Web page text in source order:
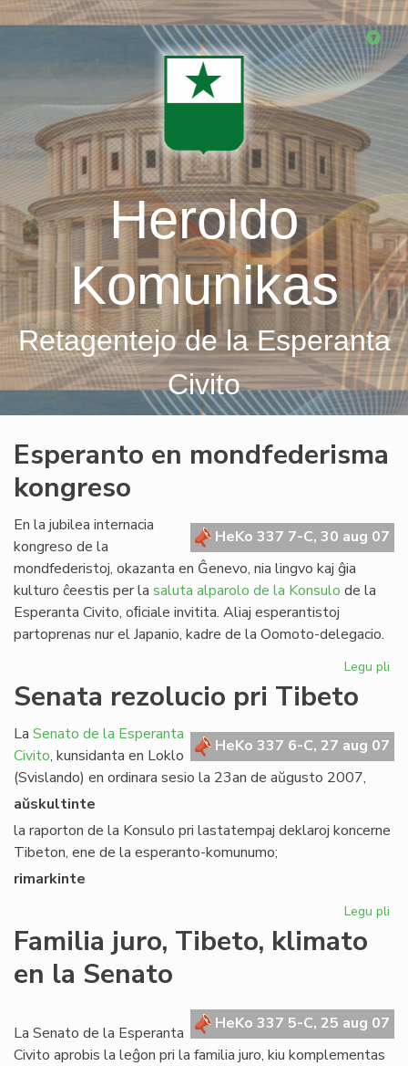
Skip
Heroldo
Komunikas
Retagentejo de la Esperanta
Civito
Esperanto en mondfederisma
kongreso
HeKo 337 7-C, 30 aug 07
En la jubilea internacia
kongreso de la
mondfederistoj, okazanta en Ĝenevo, nia lingvo kaj ĝia
kulturo ĉeestis per la saluta alparolo de la Konsulo de la
Esperanta Civito, oﬁciale invitita. Aliaj esperantistoj
partoprenas nur el Japanio, kadre de la Oomoto-delegacio.
Legu pli
Senata rezolucio pri Tibeto
HeKo 337 6-C, 27 aug 07
La Senato de la Esperanta
Civito, kunsidanta en Loklo
(Svislando) en ordinara sesio la 23an de aŭgusto 2007,
aŭskultinte
la raporton de la Konsulo pri lastatempaj deklaroj koncerne
Tibeton, ene de la esperanto-komunumo;
rimarkinte
Legu pli
Familia juro, Tibeto, klimato
en la Senato
HeKo 337 5-C, 25 aug 07
La Senato de la Esperanta
Civito aprobis la leĝon pri la familia juro, kiu komplementas